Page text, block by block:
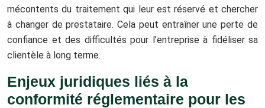
mécontents du traitement qui leur est réservé et chercher
à changer de prestataire. Cela peut entraîner une perte de
confiance et des difficultés pour l’entreprise à fidéliser sa
clientèle à long terme.
Enjeux juridiques liés à la
conformité réglementaire pour les